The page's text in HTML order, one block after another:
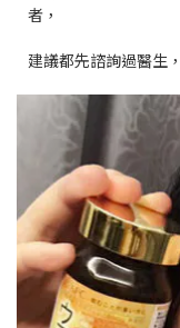
者，
建議都先諮詢過醫生